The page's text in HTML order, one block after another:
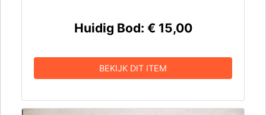
Huidig Bod: € 15,00
BEKIJK DIT ITEM